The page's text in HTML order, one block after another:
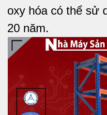
oxy hóa có thể sử
20 năm.